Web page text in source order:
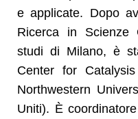
e applicate. Dopo
Ricerca in Scienze
studi di Milano, è
Center for
Northwestern
Uniti). È